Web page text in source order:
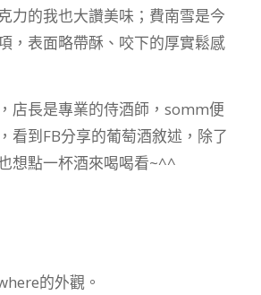
力的我也大讚美味；費南雪是今
，表面略帶酥、咬下的厚實鬆感
店長是專業的侍酒師，somm便
看到FB分享的葡萄酒敘述，除了
想點一杯酒來喝喝看~^^
的外觀。